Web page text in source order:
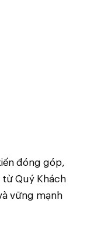
đóng góp,
Quý Khách
vững mạnh